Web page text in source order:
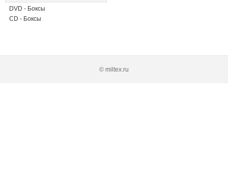
DVD - Боксы
CD - Боксы
© miltex.ru